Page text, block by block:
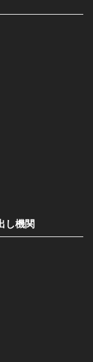
し機関